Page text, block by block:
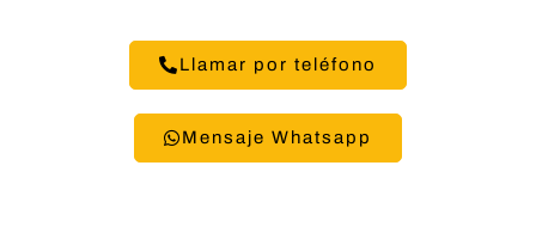
Llamar por teléfono
Mensaje Whatsapp